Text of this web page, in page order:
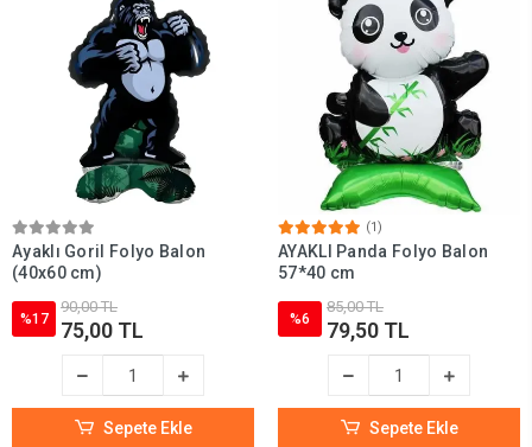
Ayaklı Goril Folyo Balon
(40x60 cm)
%17
90,00 TL
75,00 TL
Sepete Ekle
(1)
AYAKLI Panda Folyo Balon
57*40 cm
%6
85,00 TL
79,50 TL
Sepete Ekle